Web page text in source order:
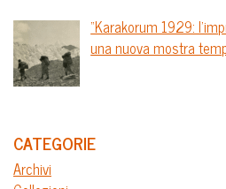
“Karakorum 1929:
una nuova mostra
CATEGORIE
Archivi